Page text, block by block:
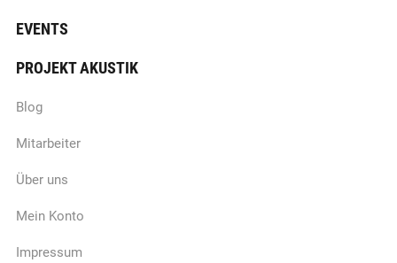
EVENTS
PROJEKT AKUSTIK
Blog
Mitarbeiter
Über uns
Mein Konto
Impressum